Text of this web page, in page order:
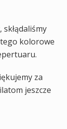
kolorowe
za
jeszcze